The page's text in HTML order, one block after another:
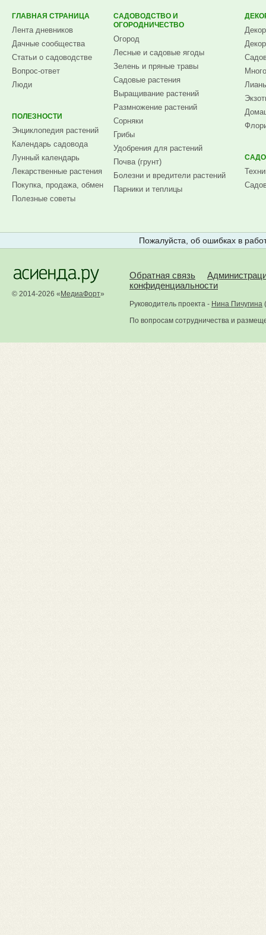
ГЛАВНАЯ СТРАНИЦА
Лента дневников
Дачные сообщества
Статьи о садоводстве
Вопрос-ответ
Люди
ПОЛЕЗНОСТИ
Энциклопедия растений
Календарь садовода
Лунный календарь
Лекарственные растения
Покупка, продажа, обмен
Полезные советы
САДОВОДСТВО И
ОГОРОДНИЧЕСТВО
Огород
Лесные и садовые ягоды
Зелень и пряные травы
Садовые растения
Выращивание растений
Размножение растений
Сорняки
Грибы
Удобрения для растений
Почва (грунт)
Болезни и вредители растений
Парники и теплицы
Пожалуйста, об ошибках в
© 2014-2026 « МедиаФорт»
Обратная связь
конфиденциальности
Руководитель проекта - Нина Пичугина (
По вопросам сотрудничества и